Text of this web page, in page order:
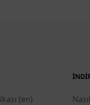
(en)